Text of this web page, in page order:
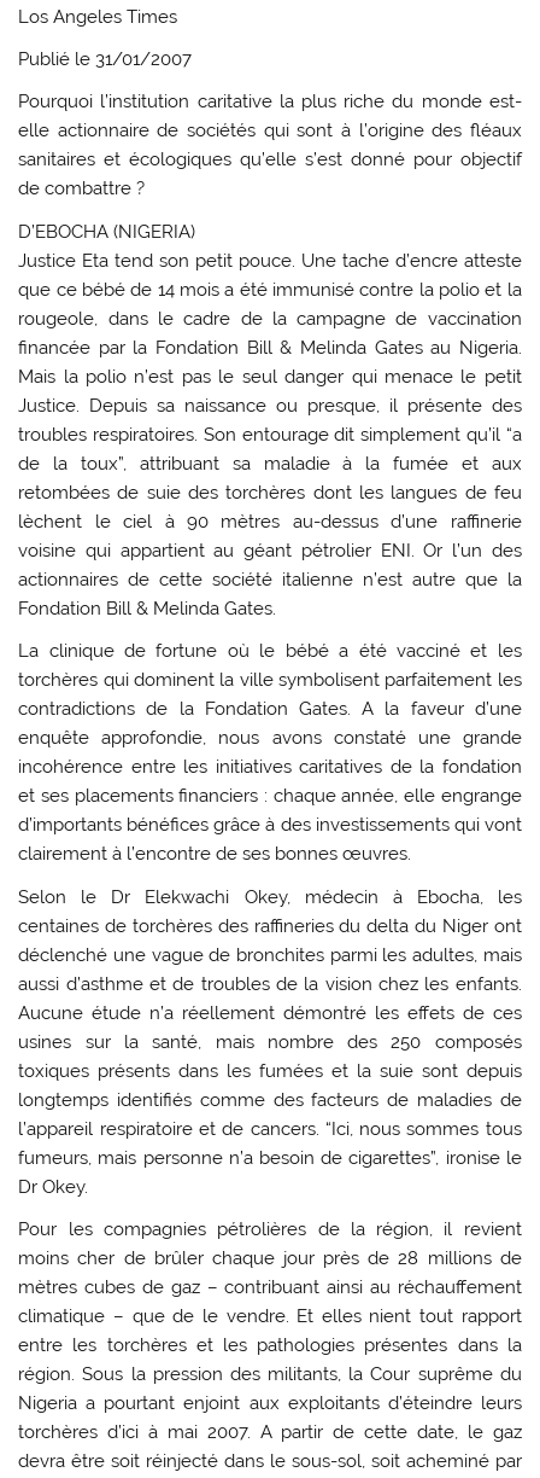
Los Angeles Times
Publié le 31/01/2007
Pourquoi l’institution caritative la plus riche du monde est-
elle actionnaire de sociétés qui sont à l’origine des fléaux
sanitaires et écologiques qu’elle s’est donné pour objectif
de combattre ?
D’EBOCHA (NIGERIA)
Justice Eta tend son petit pouce. Une tache d’encre atteste
que ce bébé de 14 mois a été immunisé contre la polio et la
rougeole, dans le cadre de la campagne de vaccination
financée par la Fondation Bill & Melinda Gates au Nigeria.
Mais la polio n’est pas le seul danger qui menace le petit
Justice. Depuis sa naissance ou presque, il présente des
troubles respiratoires. Son entourage dit simplement qu’il “a
de la toux”, attribuant sa maladie à la fumée et aux
retombées de suie des torchères dont les langues de feu
lèchent le ciel à 90 mètres au-dessus d’une raffinerie
voisine qui appartient au géant pétrolier ENI. Or l’un des
actionnaires de cette société italienne n’est autre que la
Fondation Bill & Melinda Gates.
La clinique de fortune où le bébé a été vacciné et les
torchères qui dominent la ville symbolisent parfaitement les
contradictions de la Fondation Gates. A la faveur d’une
enquête approfondie, nous avons constaté une grande
incohérence entre les initiatives caritatives de la fondation
et ses placements financiers : chaque année, elle engrange
d’importants bénéfices grâce à des investissements qui vont
clairement à l’encontre de ses bonnes œuvres.
Selon le Dr Elekwachi Okey, médecin à Ebocha, les
centaines de torchères des raffineries du delta du Niger ont
déclenché une vague de bronchites parmi les adultes, mais
aussi d’asthme et de troubles de la vision chez les enfants.
Aucune étude n’a réellement démontré les effets de ces
usines sur la santé, mais nombre des 250 composés
toxiques présents dans les fumées et la suie sont depuis
longtemps identifiés comme des facteurs de maladies de
l’appareil respiratoire et de cancers. “Ici, nous sommes tous
fumeurs, mais personne n’a besoin de cigarettes”, ironise le
Dr Okey.
Pour les compagnies pétrolières de la région, il revient
moins cher de brûler chaque jour près de 28 millions de
mètres cubes de gaz – contribuant ainsi au réchauffement
climatique – que de le vendre. Et elles nient tout rapport
entre les torchères et les pathologies présentes dans la
région. Sous la pression des militants, la Cour suprême du
Nigeria a pourtant enjoint aux exploitants d’éteindre leurs
torchères d’ici à mai 2007. A partir de cette date, le gaz
devra être soit réinjecté dans le sous-sol, soit acheminé par